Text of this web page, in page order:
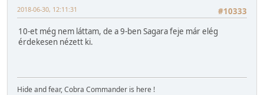
#10333
2018-06-30, 12:11:31
10-et még nem láttam, de a 9-ben Sagara feje már elég
érdekesen nézett ki.
Hide and fear, Cobra Commander is here !